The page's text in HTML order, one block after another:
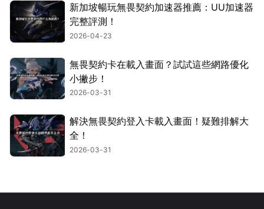
新加坡暢玩無畏契約加速器推薦：UU加速器
完整評測！
2026-04-23
無畏契約卡在載入畫面？試試這些網路優化
小撇步！
2026-03-31
解決無畏契約登入卡載入畫面！疑難排解大
全！
2026-03-31